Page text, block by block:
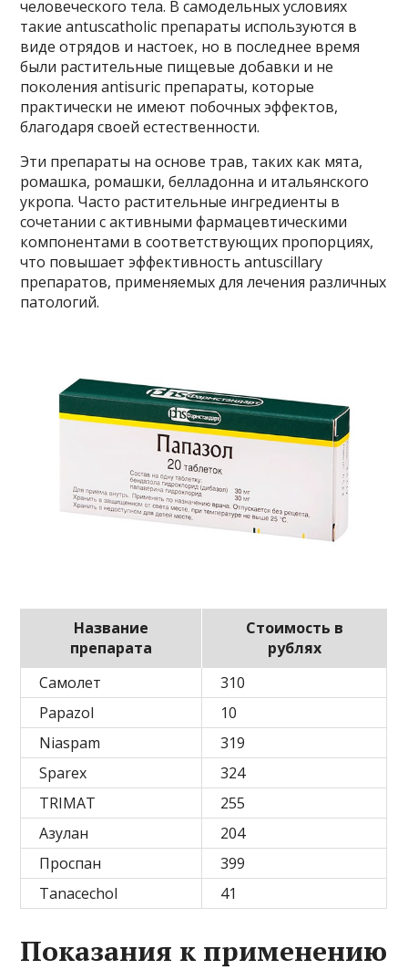
человеческого тела. В самодельных условиях
такие antuscatholic препараты используются в
виде отрядов и настоек, но в последнее время
были растительные пищевые добавки и не
поколения antisuric препараты, которые
практически не имеют побочных эффектов,
благодаря своей естественности.
Эти препараты на основе трав, таких как мята,
ромашка, ромашки, белладонна и итальянского
укропа. Часто растительные ингредиенты в
сочетании с активными фармацевтическими
компонентами в соответствующих пропорциях,
что повышает эффективность antuscillary
препаратов, применяемых для лечения различных
патологий.
Название
препарата
Стоимость в
рублях
Самолет
310
Papazol
10
Niaspam
319
Sparex
324
TRIMAT
255
Азулан
204
Проспан
399
Tanacechol
41
Показания к применению